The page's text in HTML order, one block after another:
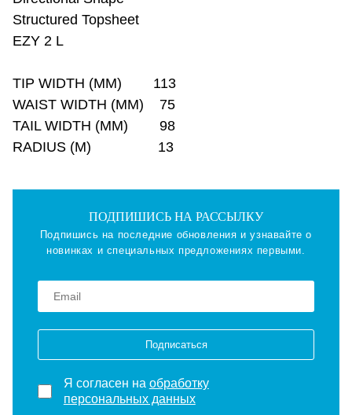
Structured Topsheet
EZY 2 L
TIP WIDTH (MM) 113
WAIST WIDTH (MM) 75
TAIL WIDTH (MM) 98
RADIUS (M) 13
ПОДПИШИСЬ НА РАССЫЛКУ
Подпишись на последние обновления и узнавайте о
новинках и специальных предложениях первыми.
Подписаться
Я согласен на обработку
персональных данных